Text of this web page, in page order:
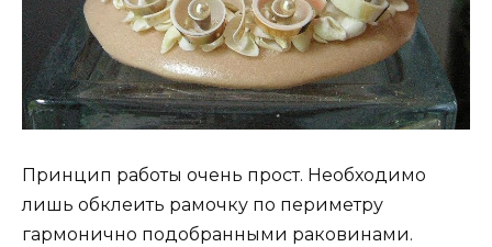
Принцип работы очень прост. Необходимо
лишь обклеить рамочку по периметру
гармонично подобранными раковинами.